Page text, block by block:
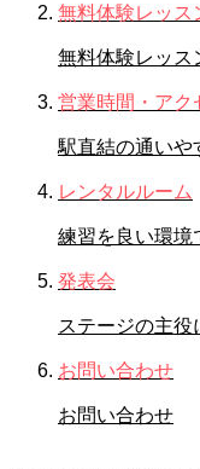
無料体験レッス
無料体験レッス
営業時間・アク
駅直結の通いや
レンタルルーム
練習を良い環境
発表会
ステージの主役
お問い合わせ
お問い合わせ